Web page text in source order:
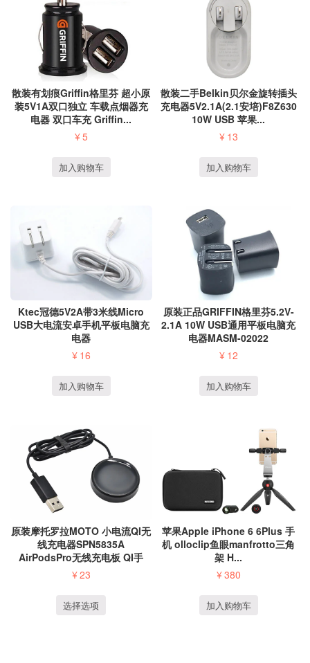
散装有划痕Griffin格里芬 超小原
装5V1A双口独立 车载点烟器充
电器 双口车充 Griffin...
¥5
加入购物车
散装二手Belkin贝尔金旋转插头
充电器5V2.1A(2.1安培)F8Z630
10W USB 苹果...
¥ 13
加入购物车
Ktec冠德5V2A带3米线Micro
USB大电流安卓手机平板电脑充
电器
¥ 16
加入购物车
原装正品GRIFFIN格里芬5.2V-
2.1A 10W USB通用平板电脑充
电器MASM-02022
¥ 12
加入购物车
原装摩托罗拉MOTO 小电流QI无
线充电器SPN5835A
AirPodsPro无线充电板 QI手
表...
¥23
选择选项
苹果Apple iPhone 6 6Plus 手
机 olloclip鱼眼manfrotto三角
架 H...
¥380
加入购物车